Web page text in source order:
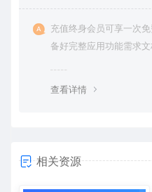
充值终身会员可享一次
备好完整应用功能需求
查看详情
相关资源